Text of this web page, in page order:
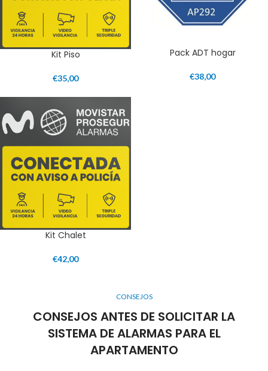
Kit Piso
€35,00
Pack ADT hogar
€38,00
Kit Chalet
€42,00
CONSEJOS
CONSEJOS ANTES DE SOLICITAR LA
SISTEMA DE ALARMAS PARA EL
APARTAMENTO